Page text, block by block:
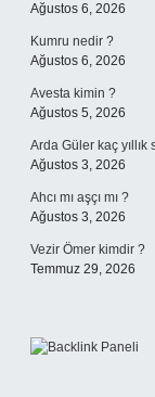
Ağustos 6, 2026
Kumru nedir ?
Ağustos 6, 2026
Avesta kimin ?
Ağustos 5, 2026
Arda Güler kaç yıllık
Ağustos 3, 2026
Ahcı mı aşçı mı ?
Ağustos 3, 2026
Vezir Ömer kimdir ?
Temmuz 29, 2026